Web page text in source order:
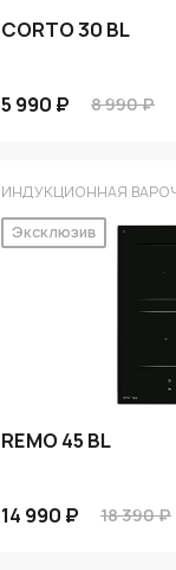
CORTO 30 BL
5 990 ₽ 8 990 ₽
ИНДУКЦИОННАЯ
Эксклюзив
REMO 45 BL
14 990 ₽ 18 390 ₽